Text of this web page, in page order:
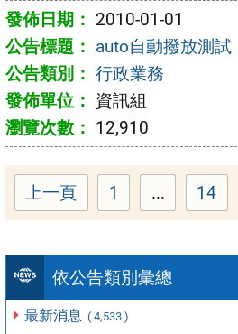
依公告類別彙總
最新消息 ( 4,533 )
2010-01-01
auto自動撥放測試
行政業務
資訊組
12,910
上一頁 Page
1 ... Page
14